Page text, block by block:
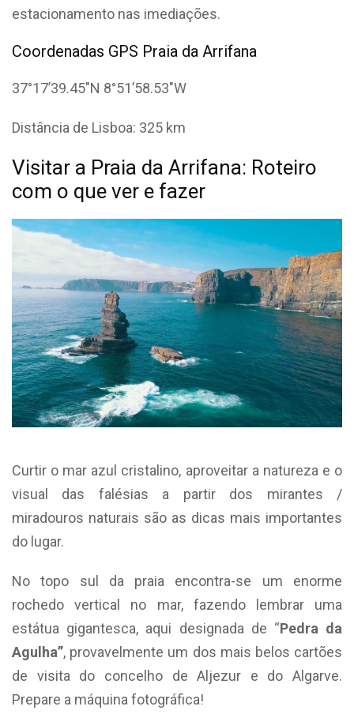
estacionamento nas imediações.
Coordenadas GPS Praia da Arrifana
37°17’39.45″N 8°51’58.53″W
Distância de Lisboa: 325 km
Visitar a Praia da Arrifana: Roteiro
com o que ver e fazer
Curtir o mar azul cristalino, aproveitar a natureza e o
visual das falésias a partir dos mirantes /
miradouros naturais são as dicas mais importantes
do lugar.
No topo sul da praia encontra-se um enorme
rochedo vertical no mar, fazendo lembrar uma
estátua gigantesca, aqui designada de “Pedra da
Agulha”, provavelmente um dos mais belos cartões
de visita do concelho de Aljezur e do Algarve.
Prepare a máquina fotográfica!